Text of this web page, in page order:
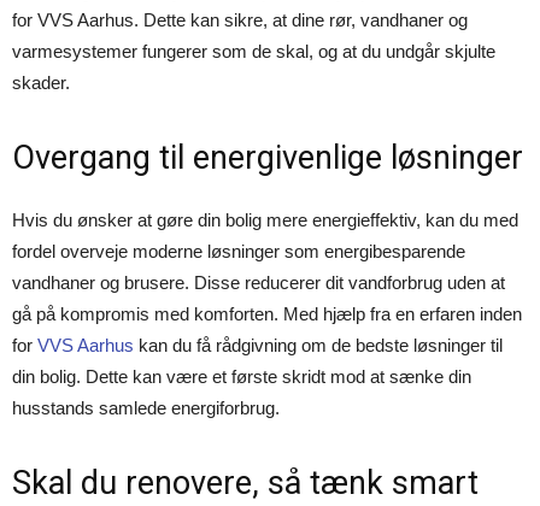
for VVS Aarhus. Dette kan sikre, at dine rør, vandhaner og
varmesystemer fungerer som de skal, og at du undgår skjulte
skader.
Overgang til energivenlige løsninger
Hvis du ønsker at gøre din bolig mere energieffektiv, kan du med
fordel overveje moderne løsninger som energibesparende
vandhaner og brusere. Disse reducerer dit vandforbrug uden at
gå på kompromis med komforten. Med hjælp fra en erfaren inden
for VVS Aarhus kan du få rådgivning om de bedste løsninger til
din bolig. Dette kan være et første skridt mod at sænke din
husstands samlede energiforbrug.
Skal du renovere, så tænk smart